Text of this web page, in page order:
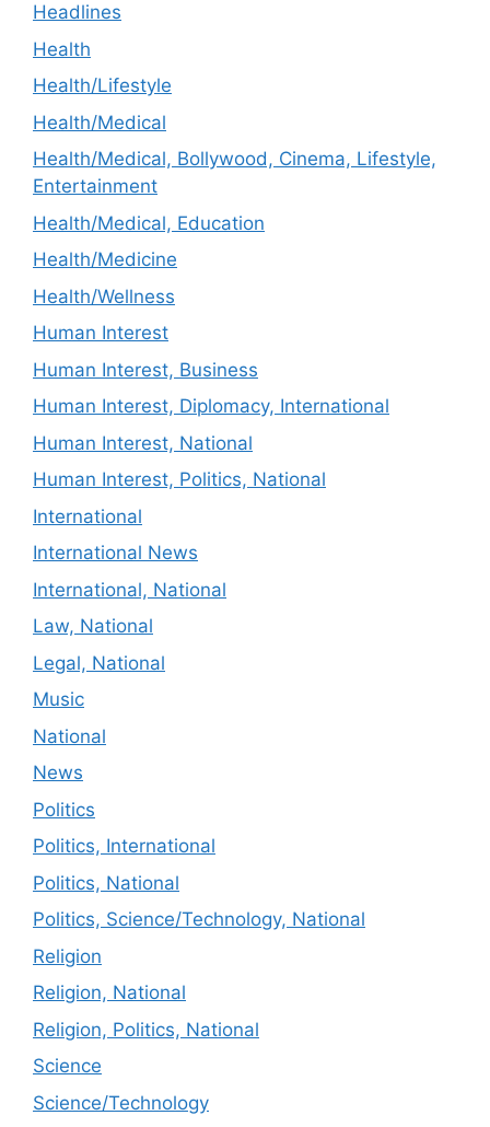
Headlines
Health
Health/Lifestyle
Health/Medical
Health/Medical, Bollywood, Cinema, Lifestyle,
Entertainment
Health/Medical, Education
Health/Medicine
Health/Wellness
Human Interest
Human Interest, Business
Human Interest, Diplomacy, International
Human Interest, National
Human Interest, Politics, National
International
International News
International, National
Law, National
Legal, National
Music
National
News
Politics
Politics, International
Politics, National
Politics, Science/Technology, National
Religion
Religion, National
Religion, Politics, National
Science
Science/Technology